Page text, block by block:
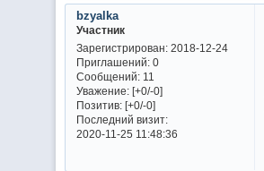
bzyalka
Участник
Зарегистрирован: 2018-12-24
Приглашений:0
Сообщений:11
Уважение: [+0/-0]
Позитив: [+0/-0]
Последний визит:
2020-11-25 11:48:36